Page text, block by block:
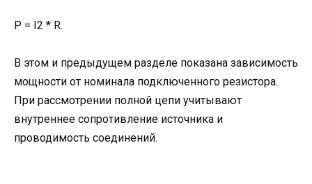
P = I2 * R.
В этом и предыдущем разделе показана зависимость
мощности от номинала подключенного резистора.
При рассмотрении полной цепи учитывают
внутреннее сопротивление источника и
проводимость соединений.